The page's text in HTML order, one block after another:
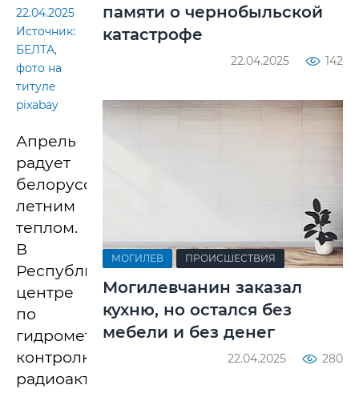
22.04.2025
Источник:
БЕЛТА,
фото на
титуле
pixabay
Апрель
радует
белорусов
летним
теплом.
В
Республиканском
центре
по
гидрометеорологии,
контролю
радиоактивного
памяти о чернобыльской
катастрофе
22.04.2025 142
МОГИЛЕВ ПРОИСШЕСТВИЯ
Могилевчанин заказал
кухню, но остался без
мебели и без денег
22.04.2025 280